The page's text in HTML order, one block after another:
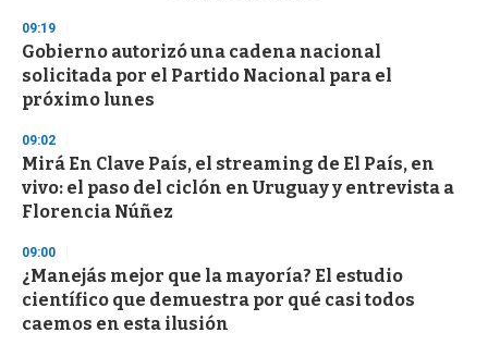
d
s
o
f
3
s
e
c
o
n
09:19
Gobierno autorizó una cadena nacional
solicitada por el Partido Nacional para el
próximo lunes
09:02
Mirá En Clave País, el streaming de El País, en
vivo: el paso del ciclón en Uruguay y entrevista a
Florencia Núñez
09:00
¿Manejás mejor que la mayoría? El estudio
científico que demuestra por qué casi todos
caemos en esta ilusión